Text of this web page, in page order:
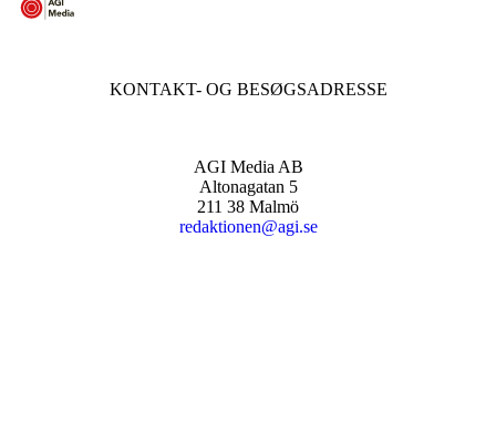
KONTAKT- OG BESØGSADRESSE
AGI Media AB
Altonagatan 5
211 38 Malmö
redaktionen@agi.se